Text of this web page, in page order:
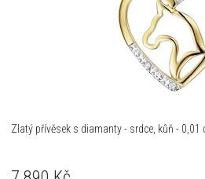
Zlatý přívěsek s diamanty - srdce, kůň - 0,01